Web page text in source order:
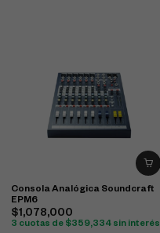
Consola Analógica Soundcraft
EPM6
$1,078,000
3 cuotas de $359,334 sin interés